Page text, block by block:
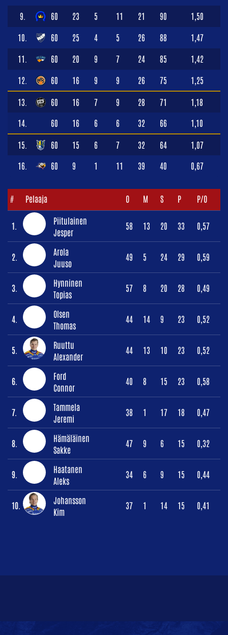
9. 60 23 5 11 21 90 1,50
10. 60 25 4 5 26 88 1,47
11. 60 20 9 7 24 85 1,42
12. 60 16 9 9 26 75 1,25
13. 60 16 7 9 28 71 1,18
14. 60 16 6 6 32 66 1,10
15. 60 15 6 7 32 64 1,07
16. 60 9 1 11 39 40 0,67
# Pelaaja O M S P P/O
1.
Piitulainen
Jesper
58 13 20 33 0,57
2.
Arola
Juuso
49 5 24 29 0,59
3.
Hynninen
Topias
57 8 20 28 0,49
4.
Olsen
Thomas
44 14 9 23 0,52
5.
Ruuttu
Alexander
44 13 10 23 0,52
6.
Ford
Connor
40 8 15 23 0,58
7.
Tammela
Jeremi
38 1 17 18 0,47
8.
Hämäläinen
Sakke
47 9 6 15 0,32
9.
Haatanen
Aleks
34 6 9 15 0,44
10.
Johansson
Kim
37 1 14 15 0,41